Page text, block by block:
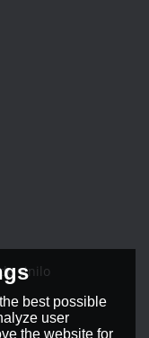
vinilo
best possible
user
the website for